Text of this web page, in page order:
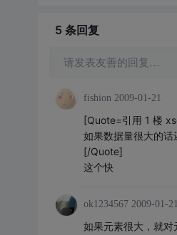
5 条回复
请发表友善的回复…
fishion 2009-01-21
[Quote=引用 1 楼
如果数据量很大的话
[/Quote]
这个快
ok1234567 2009-01-21
如果元素很大，就